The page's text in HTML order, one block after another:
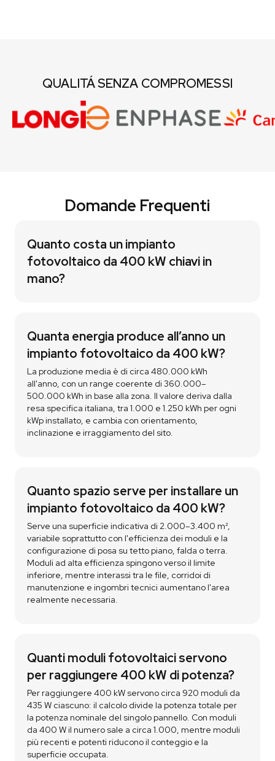
QUALITÁ SENZA COMPROMESSI
Domande Frequenti
Quanto costa un impianto
fotovoltaico da 400 kW chiavi in
mano?
Quanta energia produce all’anno un
impianto fotovoltaico da 400 kW?
La produzione media è di circa 480.000 kWh
all'anno, con un range coerente di 360.000–
500.000 kWh in base alla zona. Il valore deriva dalla
resa specifica italiana, tra 1.000 e 1.250 kWh per ogni
kWp installato, e cambia con orientamento,
inclinazione e irraggiamento del sito.
Quanto spazio serve per installare un
impianto fotovoltaico da 400 kW?
Serve una superficie indicativa di 2.000–3.400 m²,
variabile soprattutto con l'efficienza dei moduli e la
configurazione di posa su tetto piano, falda o terra.
Moduli ad alta efficienza spingono verso il limite
inferiore, mentre interassi tra le file, corridoi di
manutenzione e ingombri tecnici aumentano l'area
realmente necessaria.
Quanti moduli fotovoltaici servono
per raggiungere 400 kW di potenza?
Per raggiungere 400 kW servono circa 920 moduli da
435 W ciascuno: il calcolo divide la potenza totale per
la potenza nominale del singolo pannello. Con moduli
da 400 W il numero sale a circa 1.000, mentre moduli
più recenti e potenti riducono il conteggio e la
superficie occupata.